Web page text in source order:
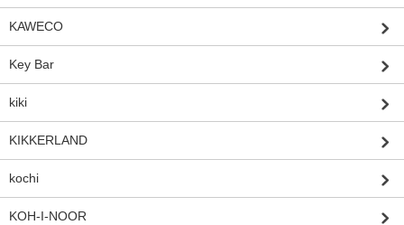
KAWECO
Key Bar
kiki
KIKKERLAND
kochi
KOH-I-NOOR